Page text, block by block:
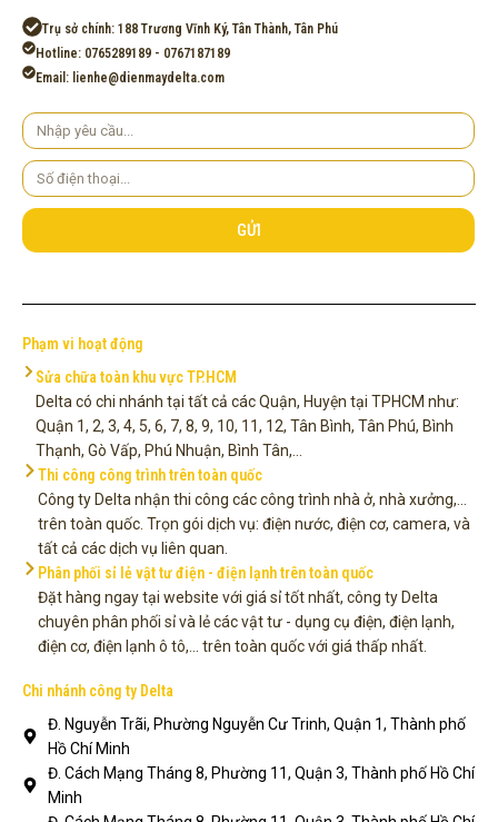
Trụ sở chính: 188 Trương Vĩnh Ký, Tân Thành, Tân Phú
Hotline: 0765289189 - 0767187189
Email: lienhe@dienmaydelta.com
Yêu
cầu
Số
điện
thoại
GỬI
Phạm vi hoạt động
Sửa chữa toàn khu vực TP.HCM
Delta có chi nhánh tại tất cả các Quận, Huyện tại TPHCM như:
Quận 1, 2, 3, 4, 5, 6, 7, 8, 9, 10, 11, 12, Tân Bình, Tân Phú, Bình
Thạnh, Gò Vấp, Phú Nhuận, Bình Tân,...
Thi công công trình trên toàn quốc
Công ty Delta nhận thi công các công trình nhà ở, nhà xưởng,...
trên toàn quốc. Trọn gói dịch vụ: điện nước, điện cơ, camera, và
tất cả các dịch vụ liên quan.
Phân phối sỉ lẻ vật tư điện - điện lạnh trên toàn quốc
Đặt hàng ngay tại website với giá sỉ tốt nhất, công ty Delta
chuyên phân phối sỉ và lẻ các vật tư - dụng cụ điện, điện lạnh,
điện cơ, điện lạnh ô tô,... trên toàn quốc với giá thấp nhất.
Chi nhánh công ty Delta
Đ. Nguyễn Trãi, Phường Nguyễn Cư Trinh, Quận 1, Thành phố
Hồ Chí Minh
Đ. Cách Mạng Tháng 8, Phường 11, Quận 3, Thành phố Hồ Chí
Minh